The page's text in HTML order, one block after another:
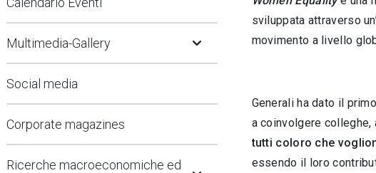
Multimedia-Gallery Open Submenu
Social media
Corporate magazines
Ricerche macroeconomiche ed
sviluppata attraverso
movimento a livello
Generali ha dato il
a coinvolgere colleghe,
tutti coloro che
essendo il loro